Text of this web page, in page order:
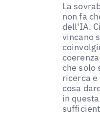
La
non fa
dell'IA.
vincano
che solo
ricerca
cosa
in